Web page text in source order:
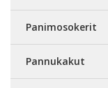
Panimosokerit
Pannukakut